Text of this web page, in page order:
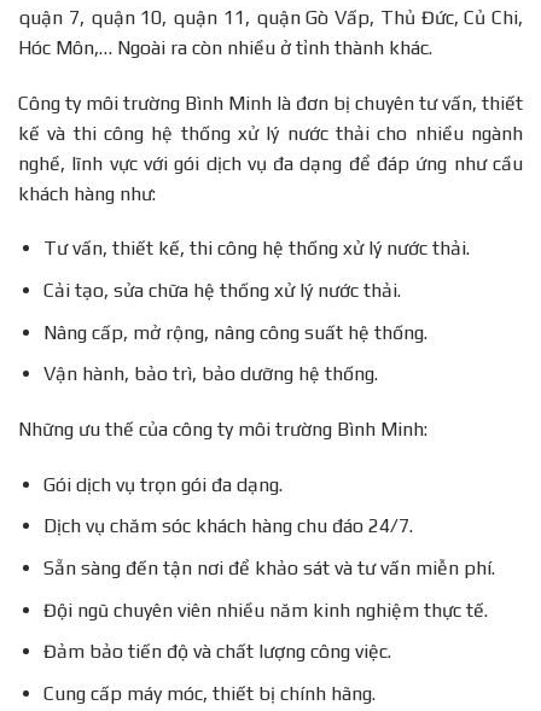
quận 7, quận 10, quận 11, quận Gò Vấp, Thủ Đức, Củ Chi,
Hóc Môn,… Ngoài ra còn nhiều ở tỉnh thành khác.
Công ty môi trường Bình Minh là đơn bị chuyên tư vấn, thiết
kế và thi công hệ thống xử lý nước thải cho nhiều ngành
nghề, lĩnh vực với gói dịch vụ đa dạng để đáp ứng như cầu
khách hàng như:
Tư vấn, thiết kế, thi công hệ thống xử lý nước thải.
Cải tạo, sửa chữa hệ thống xử lý nước thải.
Nâng cấp, mở rộng, nâng công suất hệ thống.
Vận hành, bảo trì, bảo dưỡng hệ thống.
Những ưu thế của công ty môi trường Bình Minh:
Gói dịch vụ trọn gói đa dạng.
Dịch vụ chăm sóc khách hàng chu đáo 24/7.
Sẵn sàng đến tận nơi để khảo sát và tư vấn miễn phí.
Đội ngũ chuyên viên nhiều năm kinh nghiệm thực tế.
Đảm bảo tiến độ và chất lượng công việc.
Cung cấp máy móc, thiết bị chính hãng.